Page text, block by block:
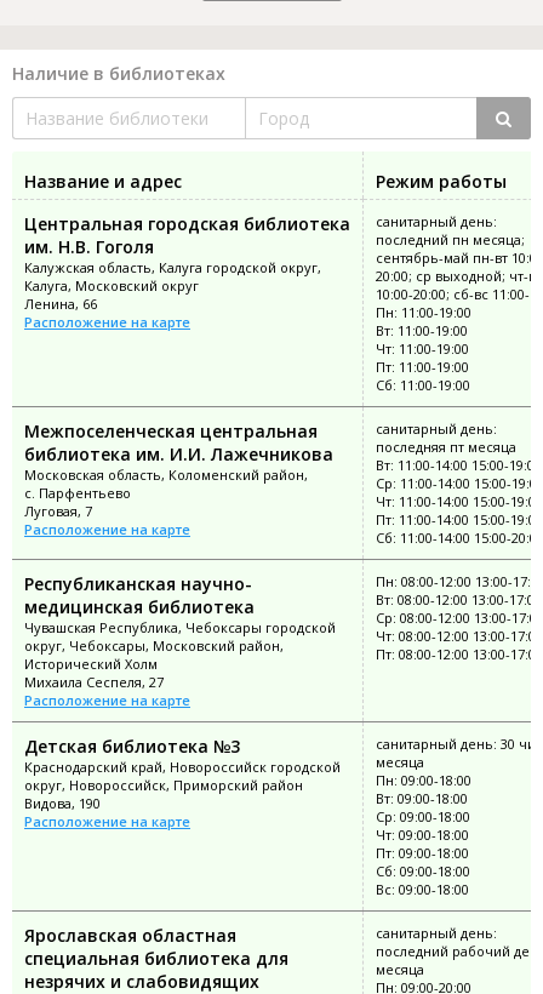
Наличие в библиотеках
Название и адрес
Режим работы
Центральная городская библиотека
им. Н.В. Гоголя
Калужская область, Калуга городской округ,
Калуга, Московский округ
Ленина, 66
Расположение на карте
санитарный день:
последний пн месяца;
сентябрь-май пн-вт
20:00; ср выходной; чт-пт
10:00-20:00; сб-вс 11:00-
Пн: 11:00-19:00
Вт: 11:00-19:00
Чт: 11:00-19:00
Пт: 11:00-19:00
Сб: 11:00-19:00
Межпоселенческая центральная
библиотека им. И.И. Лажечникова
Московская область, Коломенский район,
с. Парфентьево
Луговая, 7
Расположение на карте
санитарный день:
последняя пт месяца
Вт: 11:00-14:00 15:00-19:00
Ср: 11:00-14:00 15:00-19:00
Чт: 11:00-14:00 15:00-19:00
Пт: 11:00-14:00 15:00-19:00
Сб: 11:00-14:00 15:00-20:00
Республиканская научно-
медицинская библиотека
Чувашская Республика, Чебоксары городской
округ, Чебоксары, Московский район,
Исторический Холм
Михаила Сеспеля, 27
Расположение на карте
Пн: 08:00-12:00 13:00-
Вт: 08:00-12:00 13:00-17:00
Ср: 08:00-12:00 13:00-17:00
Чт: 08:00-12:00 13:00-17:00
Пт: 08:00-12:00 13:00-17:00
Детская библиотека №3
Краснодарский край, Новороссийск городской
округ, Новороссийск, Приморский район
Видова, 190
Расположение на карте
санитарный день: 30
месяца
Пн: 09:00-18:00
Вт: 09:00-18:00
Ср: 09:00-18:00
Чт: 09:00-18:00
Пт: 09:00-18:00
Сб: 09:00-18:00
Вс: 09:00-18:00
Ярославская областная
специальная библиотека для
незрячих и слабовидящих
санитарный день:
последний рабочий
месяца
Пн: 09:00-20:00